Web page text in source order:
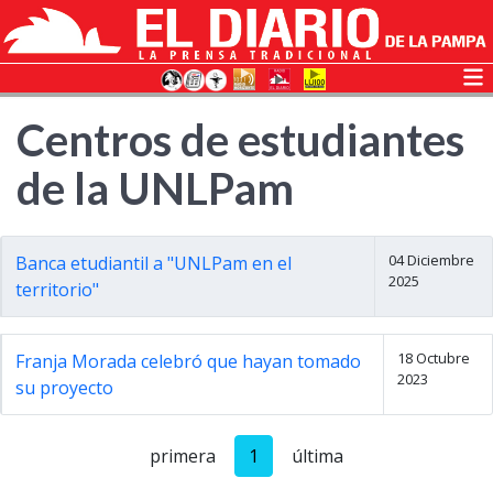
Centros de estudiantes
de la UNLPam
Banca etudiantil a "UNLPam en el
territorio"
04 Diciembre
2025
Franja Morada celebró que hayan tomado
su proyecto
18 Octubre
2023
primera 1 última